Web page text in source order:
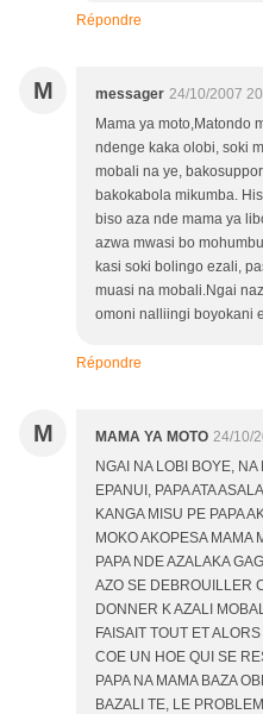
Répondre
M messager 24/10/2007
Mama ya moto,Matondo
ndenge kaka olobi, soki
mobali na ye,
bakokabola mikumba.
biso aza nde mama ya
azwa mwasi bo
kasi soki bolingo ezali,
muasi na mobali.Ngai
omoni nalliingi boyokani
Répondre
M MAMA YA MOTO 24/10/
NGAI NA LOBI BOYE,
EPANUI, PAPA ATA
KANGA MISU PE PAPA
MOKO AKOPESA MAMA
PAPA NDE AZALAKA
AZO SE DEBROUILLER
DONNER K AZALI
FAISAIT TOUT ET
COE UN HOE QUI SE
PAPA NA MAMA BAZA
BAZALI TE, LE